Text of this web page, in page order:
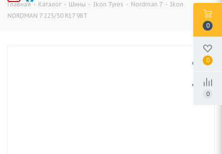
Главная - Каталог - Шины - Ikon Tyres - Nordman 7 - Ikon
NORDMAN 7 225/50 R17 98T
0
0
0